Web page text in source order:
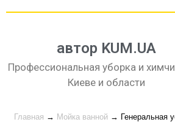
автор KUM.UA
Профессиональная уборка и
Киеве и области
Главная → Мойка ванной → Генеральная